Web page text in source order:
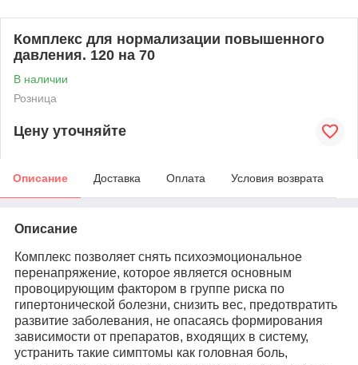
Комплекс для нормализации повышенного
давления. 120 на 70
В наличии
Розница
Цену уточняйте
Описание Доставка Оплата Условия возврата
Описание
Комплекс позволяет снять психоэмоциональное
перенапряжение, которое является основным
провоцирующим фактором в группе риска по
гипертонической болезни, снизить вес, предотвратить
развитие заболевания, не опасаясь формирования
зависимости от препаратов, входящих в систему,
устранить такие симптомы как головная боль,